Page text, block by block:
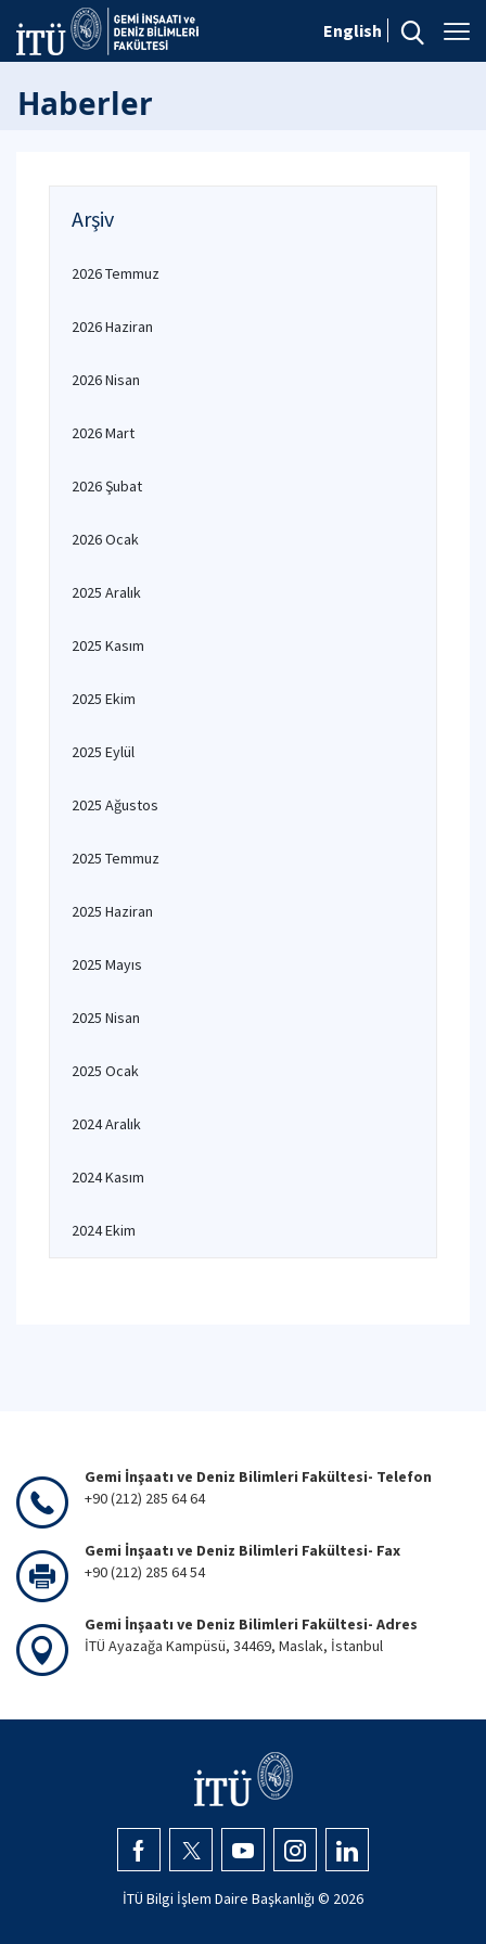
English
Haberler
Arşiv
2026 Temmuz
2026 Haziran
2026 Nisan
2026 Mart
2026 Şubat
2026 Ocak
2025 Aralık
2025 Kasım
2025 Ekim
2025 Eylül
2025 Ağustos
2025 Temmuz
2025 Haziran
2025 Mayıs
2025 Nisan
2025 Ocak
2024 Aralık
2024 Kasım
2024 Ekim
Gemi İnşaatı ve Deniz Bilimleri Fakültesi- Telefon
+90 (212) 285 64 64
Gemi İnşaatı ve Deniz Bilimleri Fakültesi- Fax
+90 (212) 285 64 54
Gemi İnşaatı ve Deniz Bilimleri Fakültesi- Adres
İTÜ Ayazağa Kampüsü, 34469, Maslak, İstanbul
İTÜ Bilgi İşlem Daire Başkanlığı © 2026